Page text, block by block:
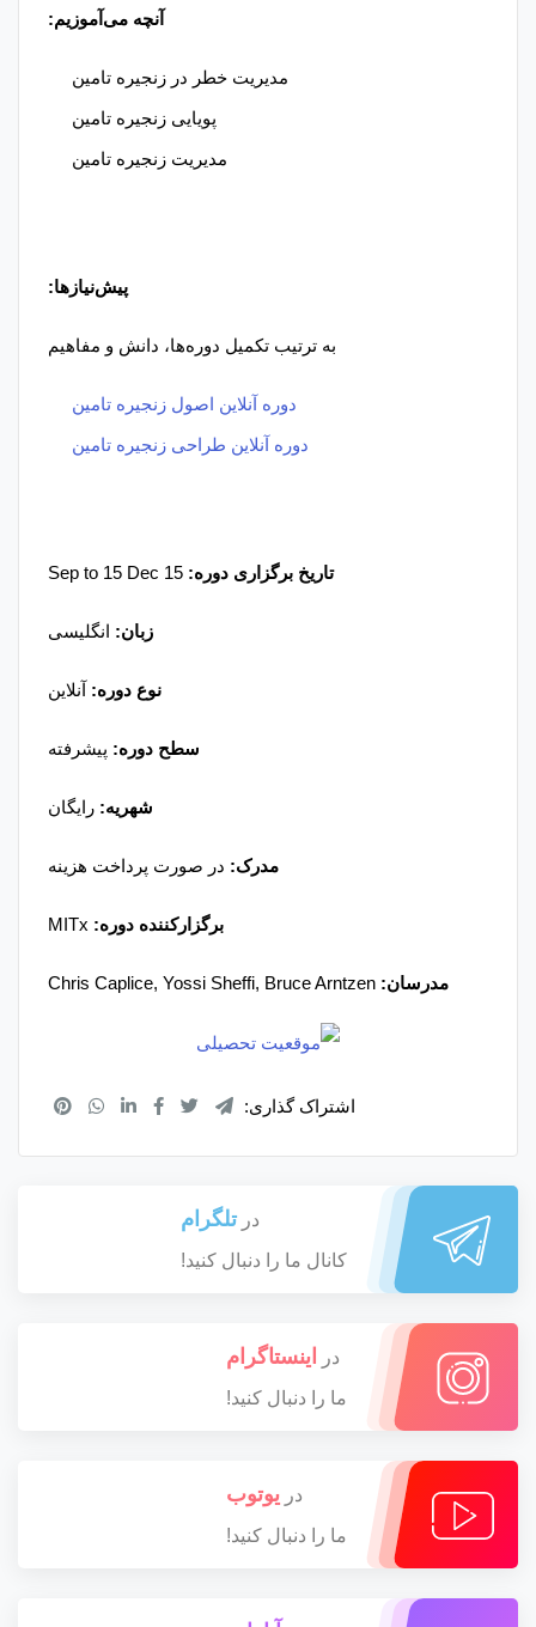
آنچه می‌آموزیم:
مدیریت خطر در زنجیره تامین
پویایی زنجیره تامین
مدیریت زنجیره تامین
پیش‌نیازها:
به ترتیب تکمیل دوره‌ها، دانش و مفاهیم
دوره آنلاین اصول زنجیره تامین
دوره آنلاین طراحی زنجیره تامین
تاریخ برگزاری دوره:
زبان: انگلیسی
نوع دوره: آنلاین
سطح دوره: پیشرفته
شهریه: رایگان
مدرک: در صورت پرداخت هزینه
برگزارکننده دوره:
مدرسان:
Chris Caplice, Yossi Sheffi, Bruce Arntzen
اشتراک گذاری:
در تلگرام
کانال ما را دنبال کنید!
در اینستاگرام
ما را دنبال کنید!
در یوتوب
ما را دنبال کنید!